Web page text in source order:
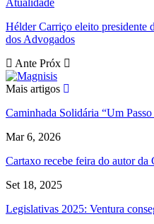
Hélder Carriço eleito presidente
dos Advogados
Ante Próx
Mais artigos
Caminhada Solidária “Um
Mar 6, 2026
Cartaxo recebe feira do autor
Set 18, 2025
Legislativas 2025: Ventura